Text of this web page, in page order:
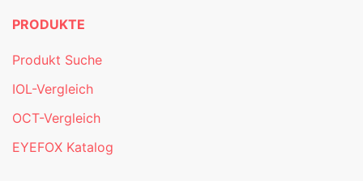
PRODUKTE
Produkt Suche
IOL-Vergleich
OCT-Vergleich
EYEFOX Katalog